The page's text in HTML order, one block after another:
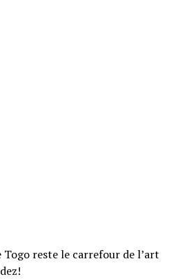
Togo reste le carrefour de l’art